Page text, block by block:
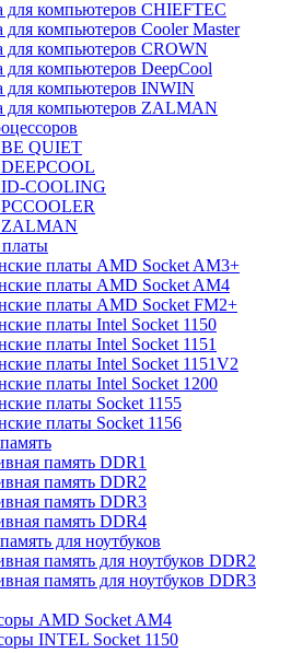
для компьютеров CHIEFTEC
для компьютеров Cooler Master
для компьютеров CROWN
для компьютеров DeepCool
для компьютеров INWIN
для компьютеров ZALMAN
QUIET
COOLING
ZALMAN
платы AMD Socket AM3+
платы AMD Socket AM4
платы AMD Socket FM2+
платы Intel Socket 1150
платы Intel Socket 1151
платы Intel Socket 1151V2
платы Intel Socket 1200
платы Socket 1155
платы Socket 1156
память DDR1
память DDR2
память DDR3
память DDR4
для ноутбуков
память для ноутбуков DDR2
память для ноутбуков DDR3
AMD Socket AM4
INTEL Socket 1150